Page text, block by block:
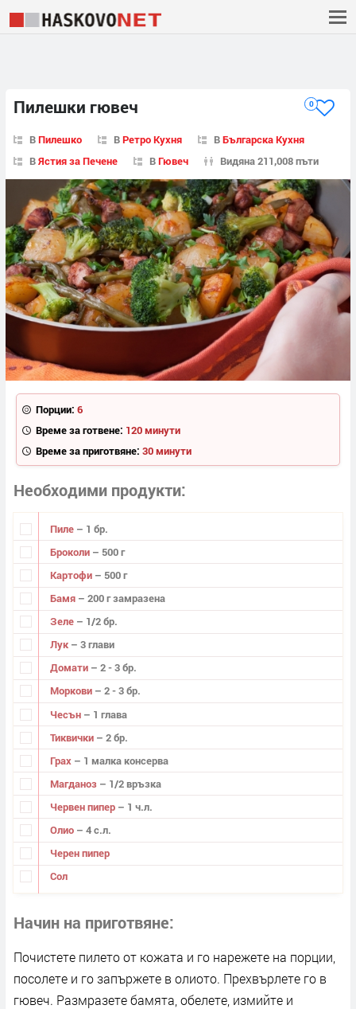
Пилешки гювеч 0
ВПилешко ВРетро Кухня ВБългарска Кухня
ВЯстия за Печене ВГювеч Видяна 211,008 пъти
Порции: 6
Време за готвене: 120 минути
Време за приготвяне: 30 минути
Необходими продукти
Пиле – 1 бр.
Броколи – 500 г
Картофи – 500 г
Бамя – 200 г замразена
Зеле – 1/2 бр.
Лук – 3 глави
Домати – 2 - 3 бр.
Моркови – 2 - 3 бр.
Чесън – 1 глава
Тиквички – 2 бр.
Грах – 1 малка консерва
Магданоз – 1/2 връзка
Червен пипер – 1 ч.л.
Олио – 4 с.л.
Черен пипер
Сол
Начин на приготвяне
Почистете пилето от кожата и го нарежете на порции,
посолете и го запържете в олиото. Прехвърлете го в
гювеч. Размразете бамята, обелете, измийте и